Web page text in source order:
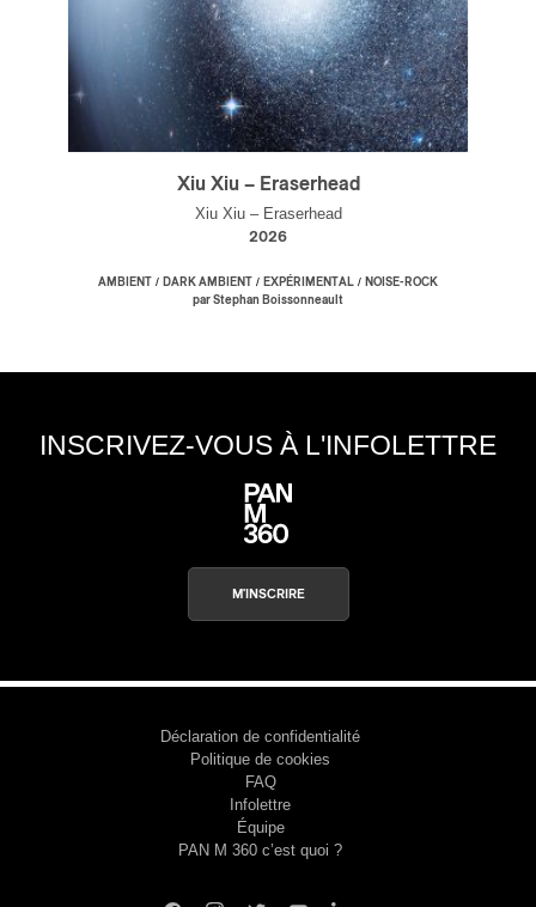
Xiu Xiu – Eraserhead
Xiu Xiu – Eraserhead
2026
AMBIENT / DARK AMBIENT / EXPÉRIMENTAL / NOISE-ROCK
par Stephan Boissonneault
INSCRIVEZ-VOUS À L'INFOLETTRE
M'INSCRIRE
Déclaration de confidentialité
Politique de cookies
FAQ
Infolettre
Équipe
PAN M 360 c’est quoi ?